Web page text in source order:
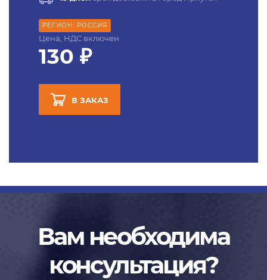
РЕГИОН: РОССИЯ
Цена, НДС включен
130 ₽
В ЗАКАЗ
Вам необходима
консультация?